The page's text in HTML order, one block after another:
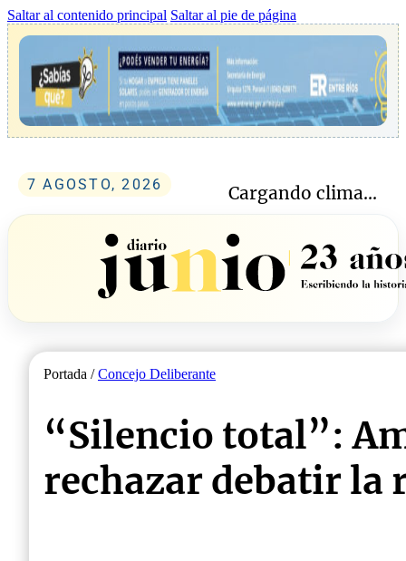
Saltar al contenido principal Saltar al pie de página
7 AGOSTO, 2026 Cargando clima...
Portada /Concejo Deliberante
“Silencio total”:
rechazar debatir